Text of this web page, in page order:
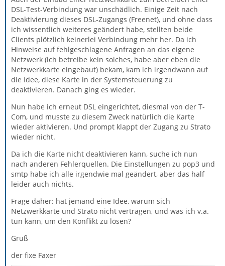
DSL-Test-Verbindung war unschädlich. Einige Zeit nach
Deaktivierung dieses DSL-Zugangs (Freenet), und ohne dass
ich wissentlich weiteres geändert habe, stellten beide
Clients plötzlich keinerlei Verbindung mehr her. Da ich
Hinweise auf fehlgeschlagene Anfragen an das eigene
Netzwerk (ich betreibe kein solches, habe aber eben die
Netzwerkkarte eingebaut) bekam, kam ich irgendwann auf
die Idee, diese Karte in der Systemsteuerung zu
deaktivieren. Danach ging es wieder.
Nun habe ich erneut DSL eingerichtet, diesmal von der T-
Com, und musste zu diesem Zweck natürlich die Karte
wieder aktivieren. Und prompt klappt der Zugang zu Strato
wieder nicht.
Da ich die Karte nicht deaktivieren kann, suche ich nun
nach anderen Fehlerquellen. Die Einstellungen zu pop3 und
smtp habe ich alle irgendwie mal geändert, aber das half
leider auch nichts.
Frage daher: hat jemand eine Idee, warum sich
Netzwerkkarte und Strato nicht vertragen, und was ich v.a.
tun kann, um den Konflikt zu lösen?
Gruß
der fixe Faxer